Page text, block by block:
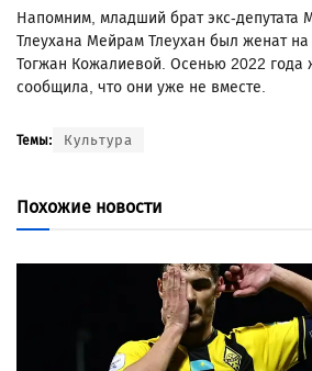
Напомним, младший брат экс-депутата
Тлеухана Мейрам Тлеухан был женат
Тогжан Кожалиевой. Осенью 2022
сообщила, что они уже не вместе.
Темы: Культура
Похожие новости